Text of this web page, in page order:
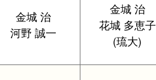
金城 治
河野 誠一
金城 治
花城 多恵子
(琉大)